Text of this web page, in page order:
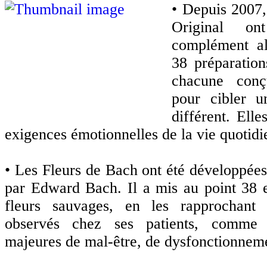
• Depuis
Original
complément
38
chacune
pour cibler
différent.
exigences émotionnelles de la vie
• Les Fleurs de Bach ont été
par Edward Bach. Il a mis au point 38
fleurs sauvages, en les rapprochant
observés chez ses patients,
majeures de mal-être, de